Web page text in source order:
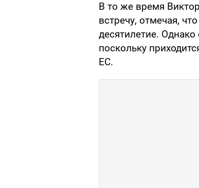
В то же время
встречу, отмечая,
десятилетие. Однако
поскольку
ЕС.